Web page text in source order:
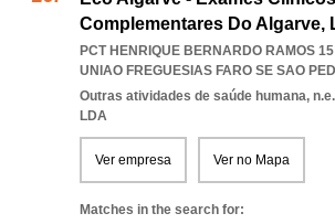
Complementares Do Algarve,
PCT HENRIQUE BERNARDO RAMOS
UNIAO FREGUESIAS FARO SE SAO
Outras atividades de saúde humana, n.e.
LDA
Ver empresa Ver no Mapa
Matches in the search for: